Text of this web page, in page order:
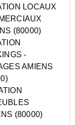
LOCAUX
(80000)
-
AMIENS
(80000)